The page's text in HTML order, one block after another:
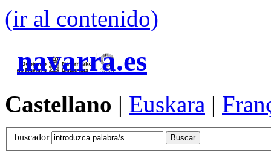
(ir al contenido)
navarra.es
Castellano | Euskara |
buscador